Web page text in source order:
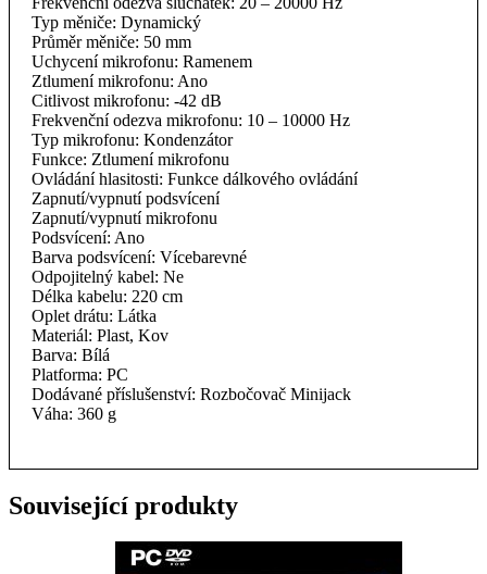
Typ měniče: Dynamický
Průměr měniče: 50 mm
Uchycení mikrofonu: Ramenem
Ztlumení mikrofonu: Ano
Citlivost mikrofonu: -42 dB
Frekvenční odezva mikrofonu: 10 – 10000 Hz
Typ mikrofonu: Kondenzátor
Funkce: Ztlumení mikrofonu
Ovládání hlasitosti: Funkce dálkového ovládání
Zapnutí/vypnutí podsvícení
Zapnutí/vypnutí mikrofonu
Podsvícení: Ano
Barva podsvícení: Vícebarevné
Odpojitelný kabel: Ne
Délka kabelu: 220 cm
Oplet drátu: Látka
Materiál: Plast, Kov
Barva: Bílá
Platforma: PC
Dodávané příslušenství: Rozbočovač Minijack
Váha: 360 g
Související produkty